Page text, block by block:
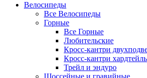
Велосипеды
Все Велосипеды
Горные
Все Горные
Любительские
Кросс-кантри
Кросс-кантри
Трейл и эндуро
Шоссейные и гравийные